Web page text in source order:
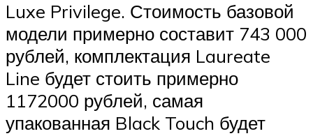
Luxe Privilege. Стоимость базовой
модели примерно составит 743 000
рублей, комплектация Laureate
Line будет стоить примерно
1172000 рублей, самая
упакованная Black Touch будет